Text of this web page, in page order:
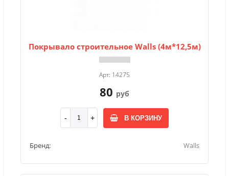
Покрывало строительное Walls (4м*12,5м)
Арт: 14275
80 руб
В КОРЗИНУ
Бренд: Walls